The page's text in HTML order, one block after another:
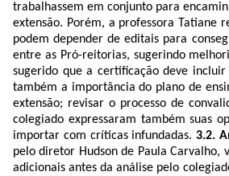
trabalhassem em conjunto para
extensão. Porém, a professora Tatiane
podem depender de editais para
entre as Pró-reitorias, sugerindo
sugerido que a certificação deve
também a importância do plano de
extensão; revisar o processo de
colegiado expressaram também suas
importar com críticas infundadas.3.2.
pelo diretor Hudson de Paula Carvalho,
adicionais antes da análise pelo